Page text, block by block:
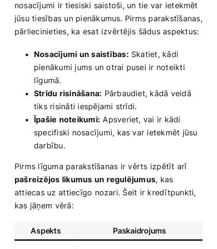
nosacījumi ir⁤ tiesiski saistoši, un tie var ietekmēt
jūsu tiesības un pienākumus. Pirms parakstīšanas,
pārliecinieties, ka esat izvērtējis šādus aspektus:
Nosacījumi un saistības: Skatiet, kādi
pienākumi jums un otrai pusei ir noteikti
līgumā.
Strīdu risināšana: Pārbaudiet, kādā veidā
tiks risināti iespējami strīdi.
Īpašie noteikumi: Apsveriet, vai ir kādi
specifiski nosacījumi, kas var ietekmēt jūsu
darbību.
Pirms līguma parakstīšanas⁢ ir vērts izpētīt arī​
pašreizējos ​likumus ‌un regulējumus, kas
attiecas uz ⁤attiecīgo nozari. Šeit ir kredītpunkti,
kas jāņem ⁤vērā:
Aspekts Paskaidrojums